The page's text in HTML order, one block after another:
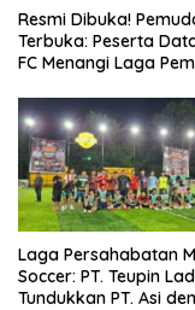
Resmi Dibuka!
Terbuka: Peserta
FC Menangi Laga
Laga Persahabatan
Soccer: PT. Teupin
Tundukkan PT. Asi